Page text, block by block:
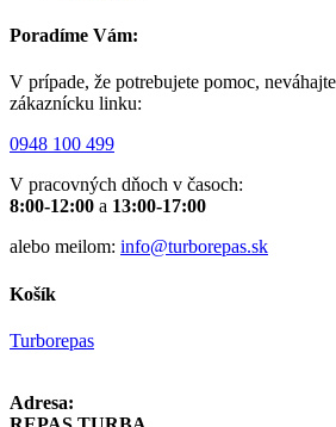
Poradíme Vám:
V prípade, že potrebujete pomoc,
zákaznícku linku:
0948 100 499
V pracovných dňoch v časoch:
8:00-12:00 a 13:00-17:00
alebo meilom: info@turborepas.sk
Košík
Turborepas
Adresa: